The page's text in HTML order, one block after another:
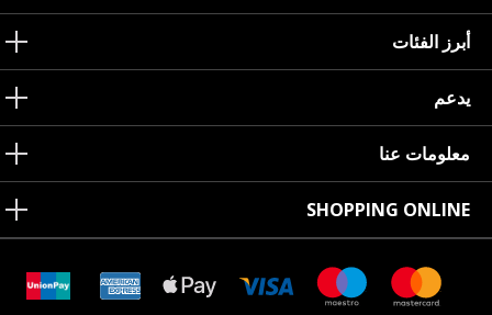
أبرز الفئات
يدعم
معلومات عنا
SHOPPING ONLINE